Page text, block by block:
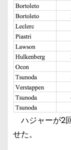
ハジャーが2
せた。